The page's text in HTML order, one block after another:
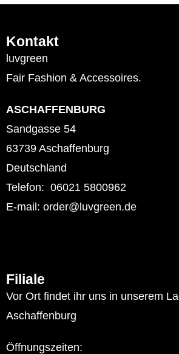
Kontakt
luvgreen
Fair Fashion & Accessoires.
ASCHAFFENBURG
Sandgasse 54
63739 Aschaffenburg
Deutschland
Telefon: 06021 5800962
E-mail: order@luvgreen.de
Filiale
Vor Ort findet ihr uns in unserem
Aschaffenburg
Öffnungszeiten: